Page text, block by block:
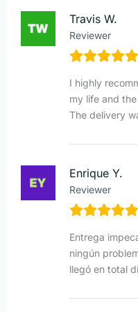
Travis W.
Reviewer
I highly
my life and
The delivery
Enrique Y.
Reviewer
Entrega
ningún
llegó en total